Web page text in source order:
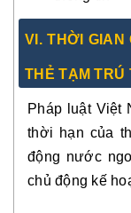
VI. THỜI GIAN
THẺ TẠM TRÚ
Pháp luật Việt
thời hạn của
động nước
chủ động kế